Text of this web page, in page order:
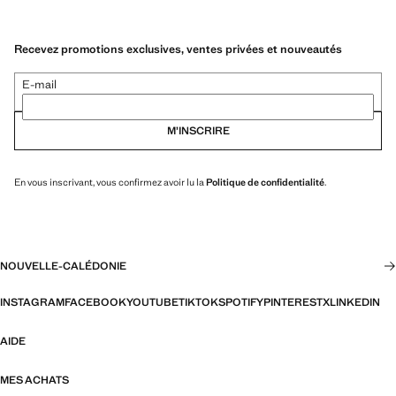
Recevez promotions exclusives, ventes privées et nouveautés
E-mail
M’INSCRIRE
En vous inscrivant, vous confirmez avoir lu la Politique de confidentialité.
NOUVELLE-CALÉDONIE
INSTAGRAMFACEBOOKYOUTUBETIKTOKSPOTIFYPINTERESTXLINKEDIN
AIDE
MES ACHATS